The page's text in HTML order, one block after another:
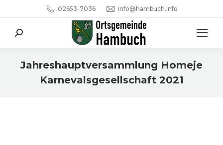
02653-7036 info@hambuch.info
Search:
Jahreshauptversammlung Homeje
Karnevalsgesellschaft 2021